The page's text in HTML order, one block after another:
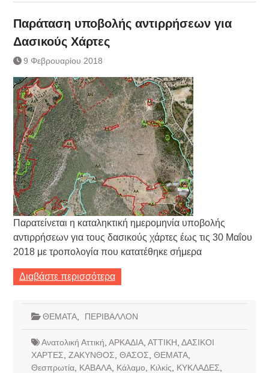
Παράταση υποβολής αντιρρήσεων για
Δασικούς Χάρτες
9 Φεβρουαρίου 2018
Παρατείνεται η καταληκτική ημερομηνία υποβολής
αντιρρήσεων για τους δασικούς χάρτες έως τις 30 Μαΐου
2018 με τροπολογία που κατατέθηκε σήμερα
Διαβάστε περισσότερα
ΘΕΜΑΤΑ, ΠΕΡΙΒΑΛΛΟΝ
Ανατολική Αττική ΑΡΚΑΔΙΑ, ΑΤΤΙΚΗ ΔΑΣΙΚΟΙ
ΧΑΡΤΕΣ ΖΑΚΥΝΘΟΣ ΘΑΣΟΣ ΘΕΜΑΤΑ,
Θεσπρωτία, ΚΑΒΑΛΑ, Κάλαμο Κιλκίς ΚΥΚΛΑΔΕΣ